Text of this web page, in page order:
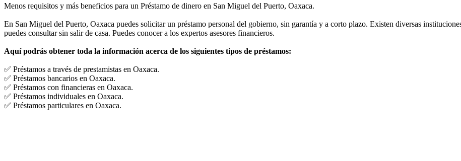
Menos requisitos y más beneficios para un Préstamo de dinero en San Miguel del Puerto, Oaxaca.
En San Miguel del Puerto, Oaxaca puedes solicitar un préstamo personal del gobierno, sin garantía y a corto plazo. Existen diversas
puedes consultar sin salir de casa. Puedes conocer a los expertos asesores financieros.
Aquí podrás obtener toda la información acerca de los siguientes tipos de préstamos:
✅ Préstamos a través de prestamistas en Oaxaca.
✅ Préstamos bancarios en Oaxaca.
✅ Préstamos con financieras en Oaxaca.
✅ Préstamos individuales en Oaxaca.
✅ Préstamos particulares en Oaxaca.